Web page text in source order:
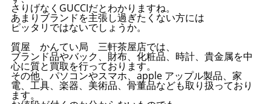
さりげなくGUCCIだとわかりますね。
あまりブランドを主張し過ぎたくない方には
ピッタリではないでしょうか。
質屋 かんてい局 三軒茶屋店では、
ブランド品やバック、財布、化粧品、時計、貴金属を中
心に質と買取を行っております。
その他、パソコンやスマホ、apple アップル製品、家
電、工具、楽器、美術品、骨董品なども取り扱っており
ます。